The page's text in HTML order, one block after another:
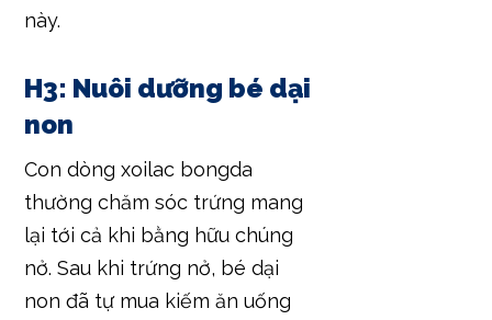
này.
H3: Nuôi dưỡng bé dại
non
Con dòng xoilac bongda
thường chăm sóc trứng mang
lại tới cả khi bằng hữu chúng
nở. Sau khi trứng nở, bé dại
non đã tự mua kiếm ăn uống